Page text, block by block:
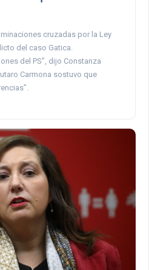
cruzadas por la Ley
del caso Gatica.
del PS”, dijo Constanza
Carmona sostuvo que